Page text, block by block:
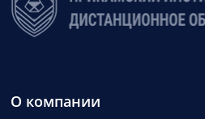
О компании